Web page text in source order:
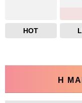
HOT
Η